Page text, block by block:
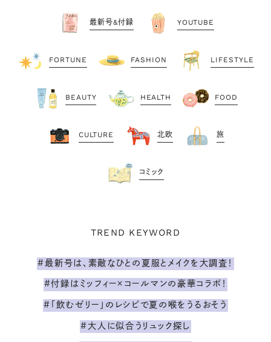
最新号&付録 YOUTUBE
FORTUNE FASHION LIFESTYLE
BEAUTY HEALTH FOOD
CULTURE 北欧 旅
コミック
TREND KEYWORD
#最新号は、素敵なひとの夏服とメイクを大調査！
#付録はミッフィー×コールマンの豪華コラボ！
#「飲むゼリー」のレシピで夏の喉をうるおそう
#大人に似合うリュック探し